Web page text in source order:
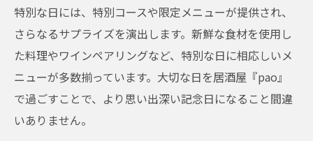
特別な日には、特別コースや限定メニューが提供され、
さらなるサプライズを演出します。新鮮な食材を使用し
た料理やワインペアリングなど、特別な日に相応しいメ
ニューが多数揃っています。大切な日を居酒屋『pao』
で過ごすことで、より思い出深い記念日になること間違
いありません。